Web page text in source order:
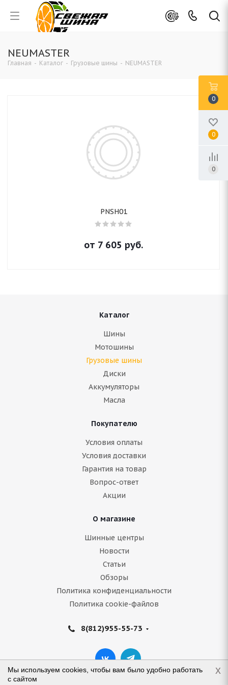
NEUMASTER
Главная - Каталог - Грузовые шины - NEUMASTER
PNSH01
от 7 605 руб.
Каталог
Шины
Мотошины
Грузовые шины
Диски
Аккумуляторы
Масла
Покупателю
Условия оплаты
Условия доставки
Гарантия на товар
Вопрос-ответ
Акции
О магазине
Шинные центры
Новости
Статьи
Обзоры
Политика конфиденциальности
Политика cookie-файлов
8(812)955-55-73
0
0
0
Мы используем cookies, чтобы вам было удобно работать
с сайтом
x